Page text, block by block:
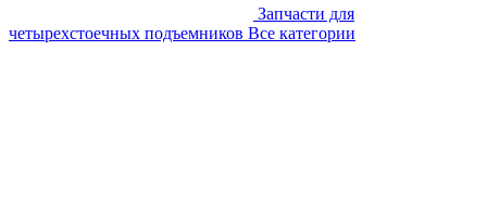
Запчасти для
четырехстоечных подъемников Все категории